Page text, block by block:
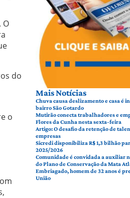
O
do
o
Mais Notícias
Chuva causa deslizamento e casa é
bairro São Gotardo
Mutirão conecta trabalhadores e
Flores da Cunha nesta sexta-feira
Artigo: O desafio da retenção de
empresas
Sicredi disponibiliza R$ 1,3 bilhão
2025/2026
Comunidade é convidada a auxiliar
do Plano de Conservação da Mata
Embriagado, homem de 32 anos é
União